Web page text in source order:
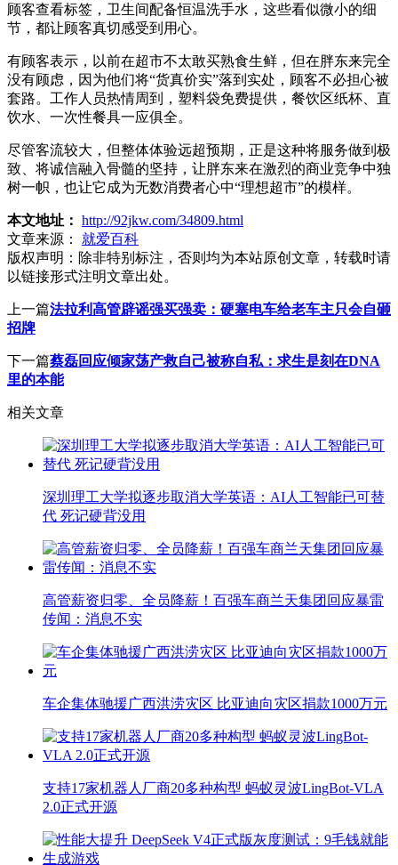
顾客查看标签，卫生间配备恒温洗手水，这些看似微小的细
节，都让顾客真切感受到用心。
有顾客表示，以前在超市不太敢买熟食生鲜，但在胖东来完全
没有顾虑，因为他们将“货真价实”落到实处，顾客不必担心被
套路。工作人员热情周到，塑料袋免费提供，餐饮区纸杯、直
饮水、一次性餐具一应俱全。
尽管客流较大，但整体体验远超预期，正是这种将服务做到极
致、将诚信融入骨髓的坚持，让胖东来在激烈的商业竞争中独
树一帜，也让它成为无数消费者心中“理想超市”的模样。
本文地址： http://92jkw.com/34809.html
文章来源：
就爱百科
版权声明： 除非特别标注，否则均为本站原创文章，转载时请
以链接形式注明文章出处。
上一篇法拉利高管辟谣强买强卖：硬塞电车给老车主只会自砸
招牌
下一篇蔡磊回应倾家荡产救自己被称自私：求生是刻在DNA
里的本能
相关文章
深圳理工大学拟逐步取消大学英语：AI人工智能已可替
代 死记硬背没用
高管薪资归零、全员降薪！百强车商兰天集团回应暴雷
传闻：消息不实
车企集体驰援广西洪涝灾区 比亚迪向灾区捐款1000万元
支持17家机器人厂商20多种构型 蚂蚁灵波LingBot-VLA
2.0正式开源